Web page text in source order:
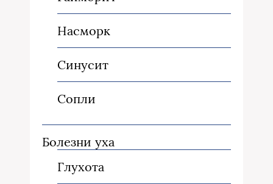
Насморк
Синусит
Сопли
Болезни уха
Глухота